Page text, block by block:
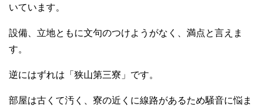
いています。
設備、立地ともに文句のつけようがなく、満点と言えま
す。
逆にはずれは「狭山第三寮」です。
部屋は古くて汚く、寮の近くに線路があるため騒音に悩ま